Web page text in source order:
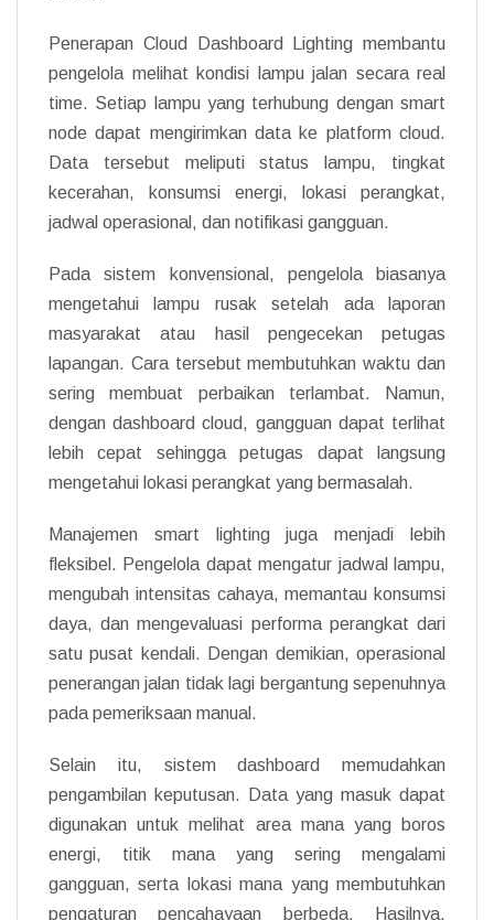
Penerapan Cloud Dashboard Lighting membantu
pengelola melihat kondisi lampu jalan secara real
time. Setiap lampu yang terhubung dengan smart
node dapat mengirimkan data ke platform cloud.
Data tersebut meliputi status lampu, tingkat
kecerahan, konsumsi energi, lokasi perangkat,
jadwal operasional, dan notifikasi gangguan.
Pada sistem konvensional, pengelola biasanya
mengetahui lampu rusak setelah ada laporan
masyarakat atau hasil pengecekan petugas
lapangan. Cara tersebut membutuhkan waktu dan
sering membuat perbaikan terlambat. Namun,
dengan dashboard cloud, gangguan dapat terlihat
lebih cepat sehingga petugas dapat langsung
mengetahui lokasi perangkat yang bermasalah.
Manajemen smart lighting juga menjadi lebih
fleksibel. Pengelola dapat mengatur jadwal lampu,
mengubah intensitas cahaya, memantau konsumsi
daya, dan mengevaluasi performa perangkat dari
satu pusat kendali. Dengan demikian, operasional
penerangan jalan tidak lagi bergantung sepenuhnya
pada pemeriksaan manual.
Selain itu, sistem dashboard memudahkan
pengambilan keputusan. Data yang masuk dapat
digunakan untuk melihat area mana yang boros
energi, titik mana yang sering mengalami
gangguan, serta lokasi mana yang membutuhkan
pengaturan pencahayaan berbeda. Hasilnya,